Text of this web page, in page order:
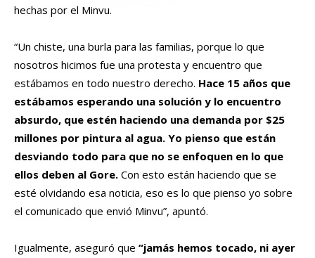
hechas por el Minvu.
“Un chiste, una burla para las familias, porque lo que
nosotros hicimos fue una protesta y encuentro que
estábamos en todo nuestro derecho. Hace 15 años que
estábamos esperando una solución y lo encuentro
absurdo, que estén haciendo una demanda por $25
millones por pintura al agua. Yo pienso que están
desviando todo para que no se enfoquen en lo que
ellos deben al Gore. Con esto están haciendo que se
esté olvidando esa noticia, eso es lo que pienso yo sobre
el comunicado que envió Minvu”, apuntó.
Igualmente, aseguró que “jamás hemos tocado, ni ayer